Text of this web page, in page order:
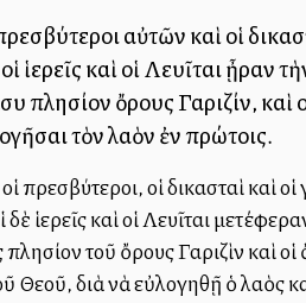
αὐτῶν καὶ οἱ
ἱερεῖς καὶ οἱ Λευῖται ᾖραν
πλησίον ὄρους Γαριζίν,
τὸν λαὸν ἐν πρώτοις.
πρεσβύτεροι, οἱ δικασταὶ καὶ
ἱερεῖς καὶ οἱ Λευῖται
τοῦ ὄρους Γαριζὶν καὶ
Θεοῦ, διὰ νὰ εὐλογηθῇ ὁ λαὸς